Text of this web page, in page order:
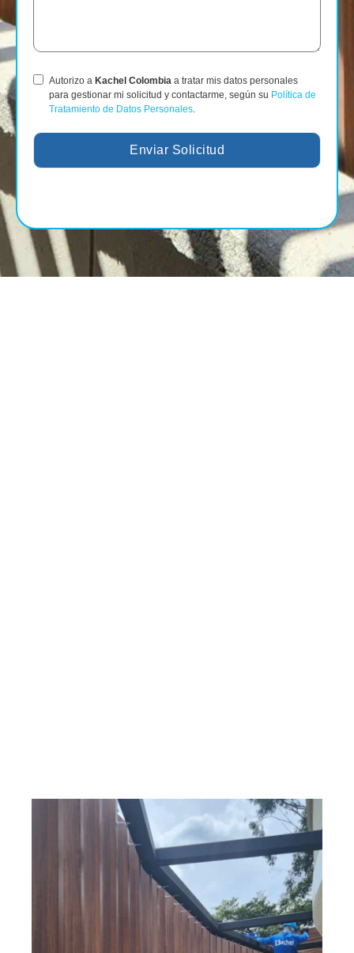
Autorizo a Kachel Colombia a tratar mis datos personales
para gestionar mi solicitud y contactarme, según su Política de
Tratamiento de Datos Personales
Enviar Solicitud